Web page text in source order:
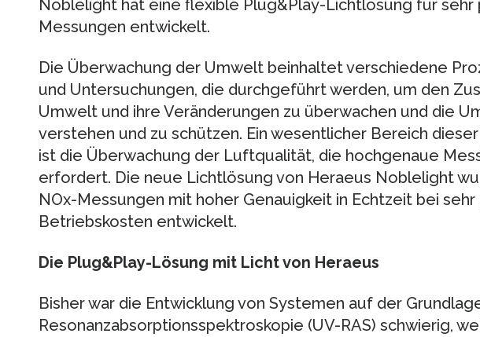
Noblelight hat eine flexible Plug&Play-Lichtlösung für sehr
Messungen entwickelt.
Die Überwachung der Umwelt beinhaltet verschiedene
und Untersuchungen, die durchgeführt werden, um den
Umwelt und ihre Veränderungen zu überwachen und die
verstehen und zu schützen. Ein wesentlicher Bereich
ist die Überwachung der Luftqualität, die hochgenaue
erfordert. Die neue Lichtlösung von Heraeus Noblelight
NOx-Messungen mit hoher Genauigkeit in Echtzeit bei
Betriebskosten entwickelt.
Die Plug&Play-Lösung mit Licht von Heraeus
Bisher war die Entwicklung von Systemen auf der
Resonanzabsorptionsspektroskopie (UV-RAS) schwierig,